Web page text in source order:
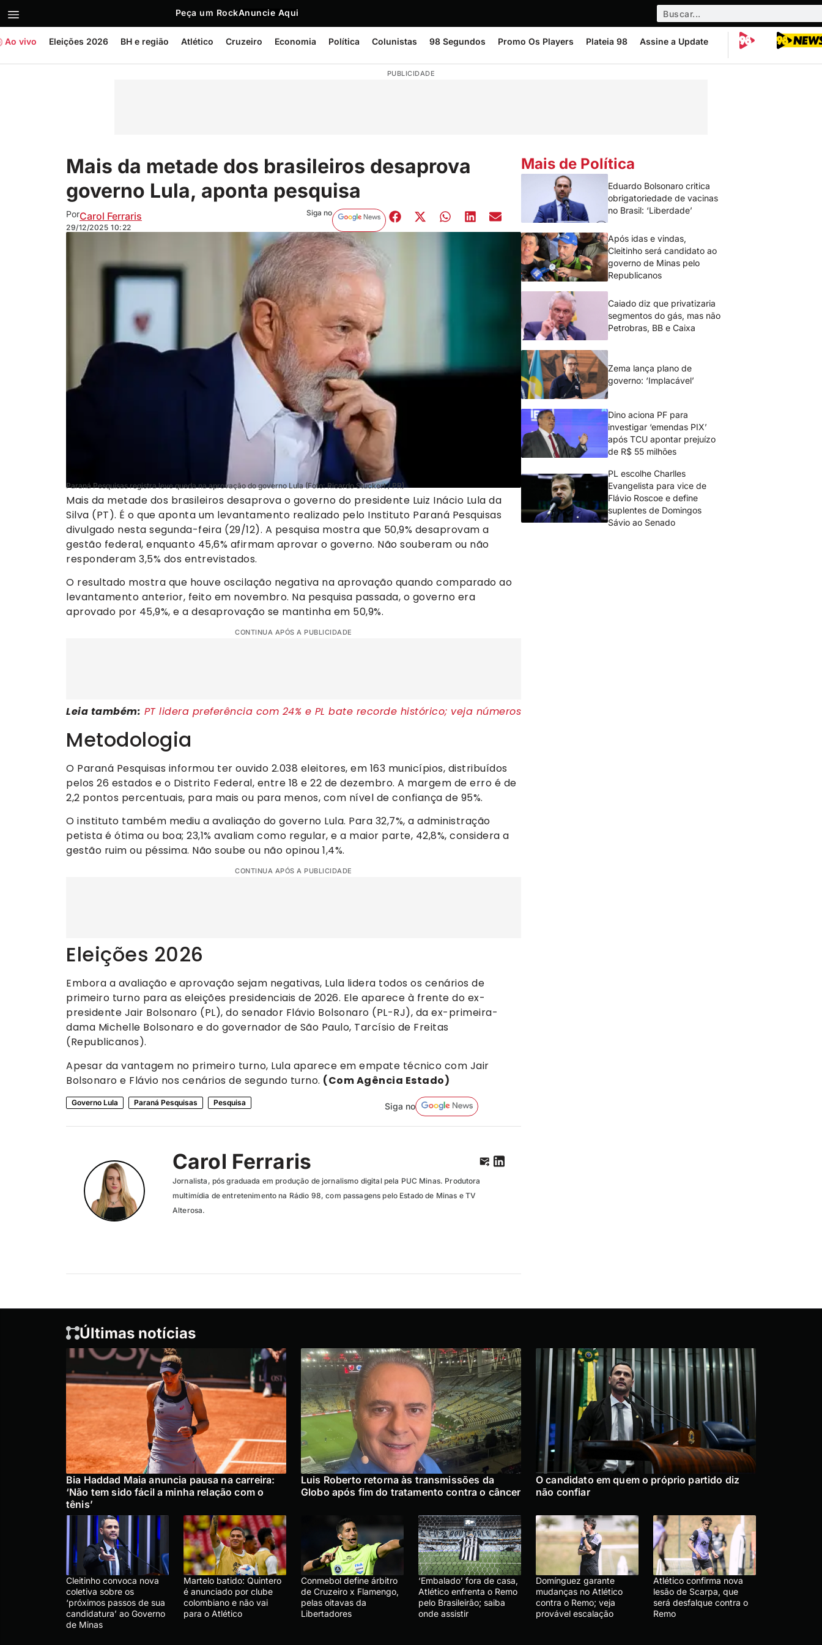
Peça um RockAnuncie Aqui
Ao vivo Eleições 2026 BH e região Atlético Cruzeiro Economia Política Colunistas 98 Segundos Promo Os Players Plateia 98 Assine a Update
PUBLICIDADE
Mais da metade dos brasileiros desaprova
governo Lula, aponta pesquisa
PorCarol Ferraris
29/12/2025 10:22
Siga no
Paraná Pesquisas registra leve queda na aprovação do governo Lula (Foto: Ricardo Stuckert / PR)
Mais da metade dos brasileiros desaprova o governo do presidente Luiz Inácio Lula da
Silva (PT). É o que aponta um levantamento realizado pelo Instituto Paraná Pesquisas
divulgado nesta segunda-feira (29/12). A pesquisa mostra que 50,9% desaprovam a
gestão federal, enquanto 45,6% afirmam aprovar o governo. Não souberam ou não
responderam 3,5% dos entrevistados.
O resultado mostra que houve oscilação negativa na aprovação quando comparado ao
levantamento anterior, feito em novembro. Na pesquisa passada, o governo era
aprovado por 45,9%, e a desaprovação se mantinha em 50,9%.
CONTINUA APÓS A PUBLICIDADE
Leia também: PT lidera preferência com 24% e PL bate recorde histórico; veja números
Metodologia
O Paraná Pesquisas informou ter ouvido 2.038 eleitores, em 163 municípios, distribuídos
pelos 26 estados e o Distrito Federal, entre 18 e 22 de dezembro. A margem de erro é de
2,2 pontos percentuais, para mais ou para menos, com nível de confiança de 95%.
O instituto também mediu a avaliação do governo Lula. Para 32,7%, a administração
petista é ótima ou boa; 23,1% avaliam como regular, e a maior parte, 42,8%, considera a
gestão ruim ou péssima. Não soube ou não opinou 1,4%.
CONTINUA APÓS A PUBLICIDADE
Eleições 2026
Embora a avaliação e aprovação sejam negativas, Lula lidera todos os cenários de
primeiro turno para as eleições presidenciais de 2026. Ele aparece à frente do ex-
presidente Jair Bolsonaro (PL), do senador Flávio Bolsonaro (PL-RJ), da ex-primeira-
dama Michelle Bolsonaro e do governador de São Paulo, Tarcísio de Freitas
(Republicanos).
Apesar da vantagem no primeiro turno, Lula aparece em empate técnico com Jair
Bolsonaro e Flávio nos cenários de segundo turno. (Com Agência Estado)
Governo Lula Paraná Pesquisas Pesquisa Siga no
Carol Ferraris
Jornalista, pós graduada em produção de jornalismo digital pela PUC Minas. Produtora
multimídia de entretenimento na Rádio 98, com passagens pelo Estado de Minas e TV
Alterosa.
Mais de Política
Eduardo Bolsonaro critica
obrigatoriedade de vacinas
no Brasil: ‘Liberdade’
Após idas e vindas,
Cleitinho será candidato ao
governo de Minas pelo
Republicanos
Caiado diz que privatizaria
segmentos do gás, mas não
Petrobras, BB e Caixa
Zema lança plano de
governo: ‘Implacável’
Dino aciona PF para
investigar ‘emendas PIX’
após TCU apontar prejuízo
de R$ 55 milhões
PL escolhe Charlles
Evangelista para vice de
Flávio Roscoe e define
suplentes de Domingos
Sávio ao Senado
Últimas notícias
Bia Haddad Maia anuncia pausa na carreira:
‘Não tem sido fácil a minha relação com o
tênis’
Luis Roberto retorna às transmissões da
Globo após fim do tratamento contra o câncer
O candidato em quem o próprio partido diz
não confiar
Cleitinho convoca nova
coletiva sobre os
‘próximos passos de sua
candidatura’ ao Governo
de Minas
Martelo batido: Quintero
é anunciado por clube
colombiano e não vai
para o Atlético
Conmebol define árbitro
de Cruzeiro x Flamengo,
pelas oitavas da
Libertadores
‘Embalado’ fora de casa,
Atlético enfrenta o Remo
pelo Brasileirão; saiba
onde assistir
Domínguez garante
mudanças no Atlético
contra o Remo; veja
provável escalação
Atlético confirma nova
lesão de Scarpa, que
será desfalque contra o
Remo